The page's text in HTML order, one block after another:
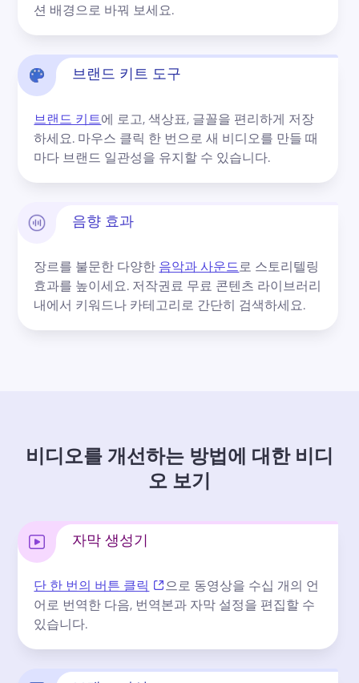
션 배경으로 바꿔 보세요.
브랜드 키트 도구
브랜드 키트에 로고, 색상표, 글꼴을 편리하게 저장
하세요. 마우스 클릭 한 번으로 새 비디오를 만들 때
마다 브랜드 일관성을 유지할 수 있습니다.
음향 효과
장르를 불문한 다양한 음악과 사운드 로 스토리텔링
효과를 높이세요. 저작권료 무료 콘텐츠 라이브러리
내에서 키워드나 카테고리로 간단히 검색하세요.
비디오를 개선하는 방법에 대한 비디
오 보기
자막 생성기
단 한 번의 버튼 클릭 (opens in a new tab)
으로 동영상을 수십 개의 언
어로 번역한 다음, 번역본과 자막 설정을 편집할 수
있습니다.